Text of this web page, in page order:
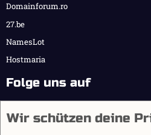
Domainforum.ro
27.be
NamesLot
Hostmaria
Folge uns auf
Wir schützen deine